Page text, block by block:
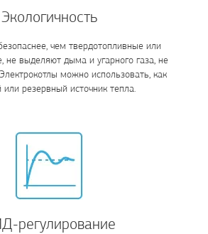
Экологичность
чем твердотопливные или
не выделяют дыма и угарного газа, не
можно использовать, как
или резервный источник тепла.
регулирование